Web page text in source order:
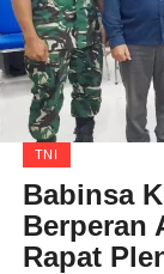
TNI
Babinsa
Berperan
Rapat